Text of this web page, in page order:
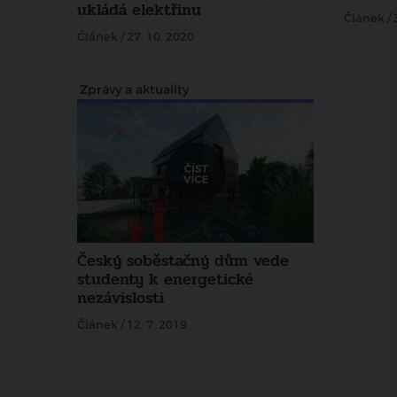
ukládá elektřinu
Článek / 27. 10. 2020
Článek /
Zprávy a aktuality
Český soběstačný dům vede
studenty k energetické
nezávislosti
Článek / 12. 7. 2019